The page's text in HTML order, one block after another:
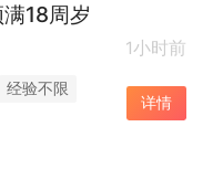
18周岁
1小时前
经验不限
详情